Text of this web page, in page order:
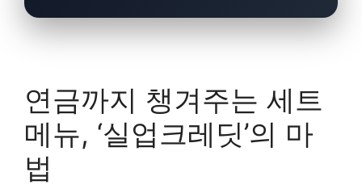
연금까지 챙겨주는 세트
메뉴, ‘실업크레딧’의 마
법